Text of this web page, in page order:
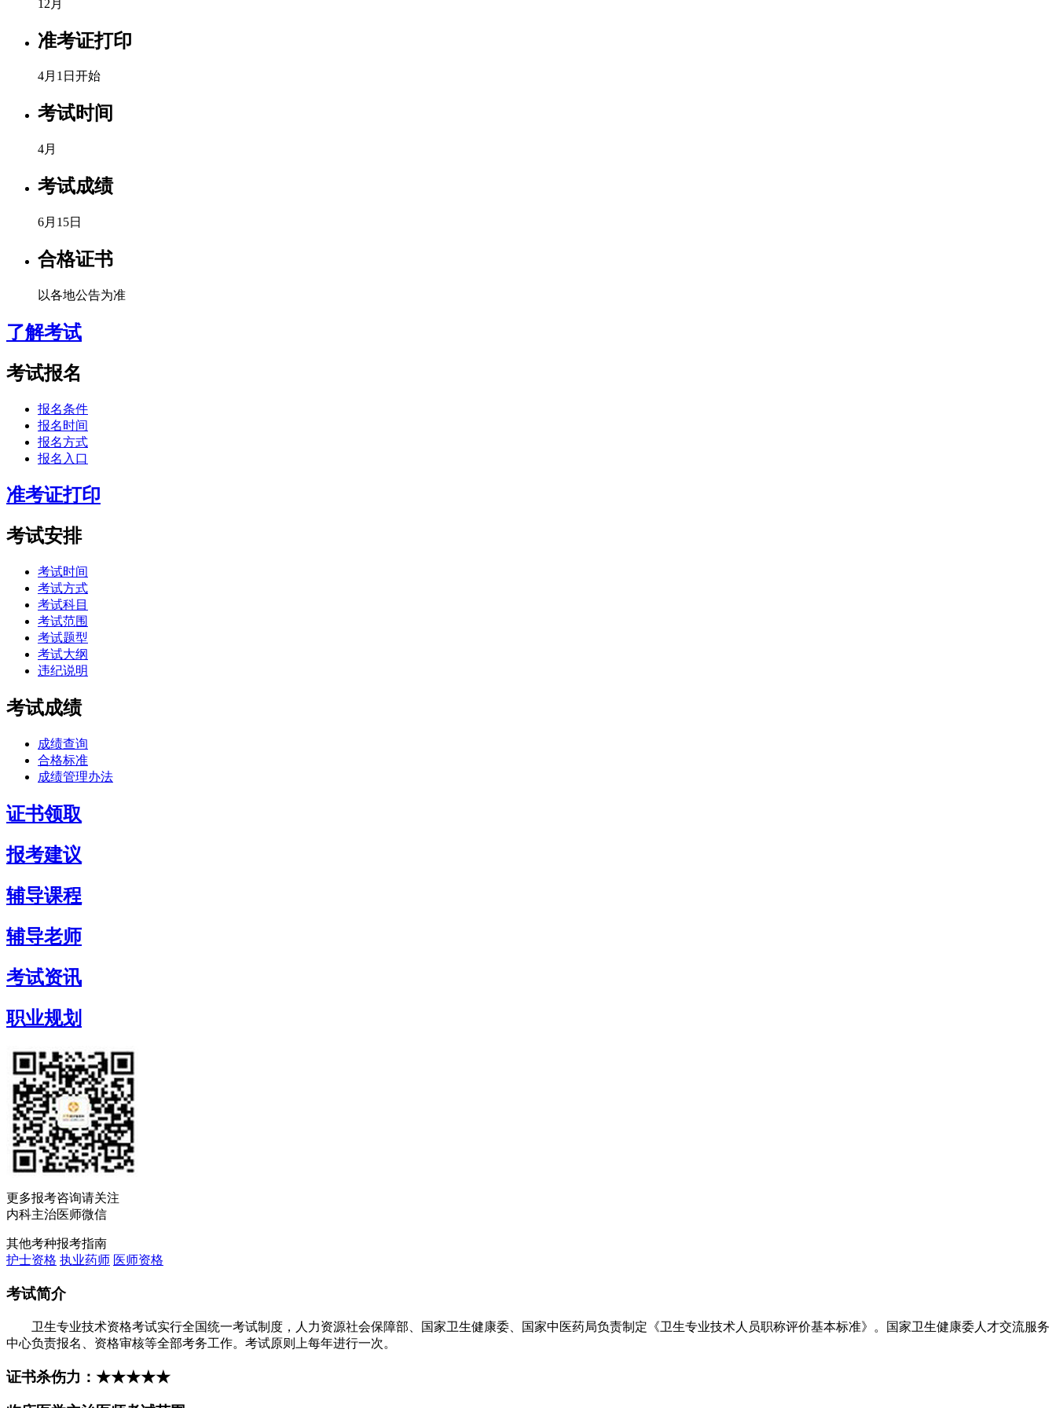
12月
准考证打印
4月1日开始
考试时间
4月
考试成绩
6月15日
合格证书
以各地公告为准
了解考试
考试报名
报名条件
报名时间
报名方式
报名入口
准考证打印
考试安排
考试时间
考试方式
考试科目
考试范围
考试题型
考试大纲
违纪说明
考试成绩
成绩查询
合格标准
成绩管理办法
证书领取
报考建议
辅导课程
辅导老师
考试资讯
职业规划
更多报考咨询请关注
内科主治医师微信
其他考种报考指南
护士资格 执业药师 医师资格
考试简介
卫生专业技术资格考试实行全国统一考试制度，人力资源社会保障部、国家卫生健康委、国家中医药局负责制定《卫生专业技术人员职称评价基本标准》。国家卫生健康委人才交流服务
中心负责报名、资格审核等全部考务工作。考试原则上每年进行一次。
证书杀伤力：★★★★★